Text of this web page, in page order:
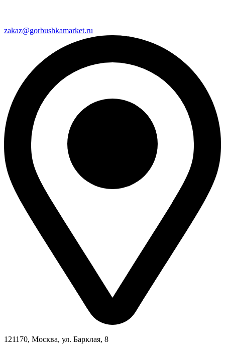
zakaz@gorbushkamarket.ru
121170, Москва, ул. Барклая, 8